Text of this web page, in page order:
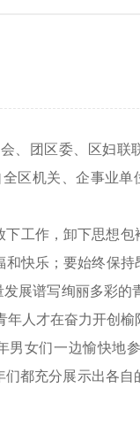
、团区委、区妇
区机关、企事业
工作，卸下思想
快乐；要始终保
展谱写绚丽多彩
人才在奋力开创榆
女们一边愉快地
们都充分展示出各